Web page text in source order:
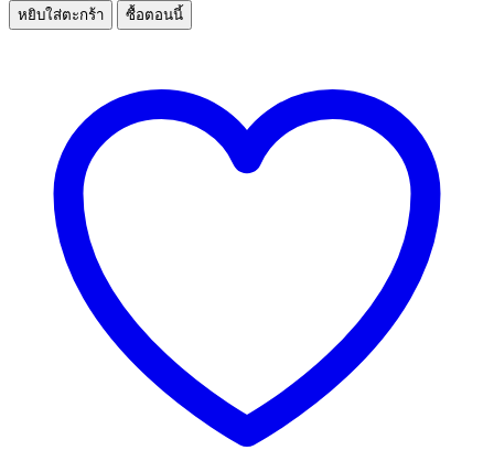
แก้ว
หยิบใส่ตะกร้า ซื้อตอนนี้